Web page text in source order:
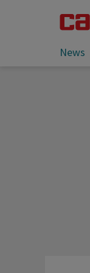
News
Sie lesen: